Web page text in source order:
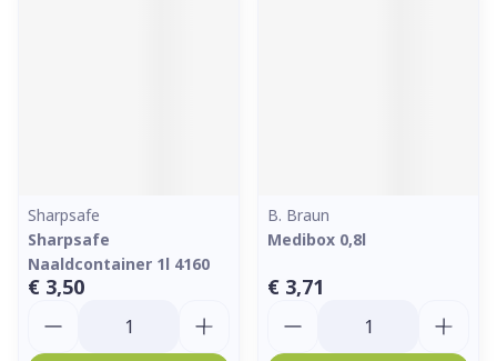
Sharpsafe
Sharpsafe
Naaldcontainer 1l 4160
€ 3,50
B. Braun
Medibox 0,8l
€ 3,71